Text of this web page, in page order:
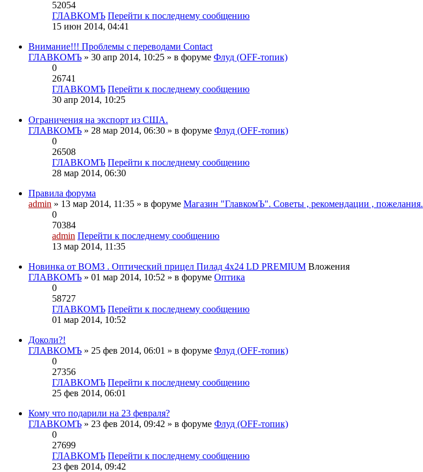
52054
ГЛАВКОМЪ Перейти к последнему сообщению
15 июн 2014, 04:41
Внимание!!! Проблемы с переводами Contact
ГЛАВКОМЪ » 30 апр 2014, 10:25 » в форуме Флуд (OFF-топик)
0
26741
ГЛАВКОМЪ Перейти к последнему сообщению
30 апр 2014, 10:25
Ограничения на экспорт из США.
ГЛАВКОМЪ » 28 мар 2014, 06:30 » в форуме Флуд (OFF-топик)
0
26508
ГЛАВКОМЪ Перейти к последнему сообщению
28 мар 2014, 06:30
Правила форума
admin » 13 мар 2014, 11:35 » в форуме Магазин "ГлавкомЪ". Советы , рекомендации , пожелания.
0
70384
admin Перейти к последнему сообщению
13 мар 2014, 11:35
Новинка от ВОМЗ . Оптический прицел Пилад 4х24 LD PREMIUM Вложения
ГЛАВКОМЪ » 01 мар 2014, 10:52 » в форуме Оптика
0
58727
ГЛАВКОМЪ Перейти к последнему сообщению
01 мар 2014, 10:52
Доколи?!
ГЛАВКОМЪ » 25 фев 2014, 06:01 » в форуме Флуд (OFF-топик)
0
27356
ГЛАВКОМЪ Перейти к последнему сообщению
25 фев 2014, 06:01
Кому что подарили на 23 февраля?
ГЛАВКОМЪ » 23 фев 2014, 09:42 » в форуме Флуд (OFF-топик)
0
27699
ГЛАВКОМЪ Перейти к последнему сообщению
23 фев 2014, 09:42